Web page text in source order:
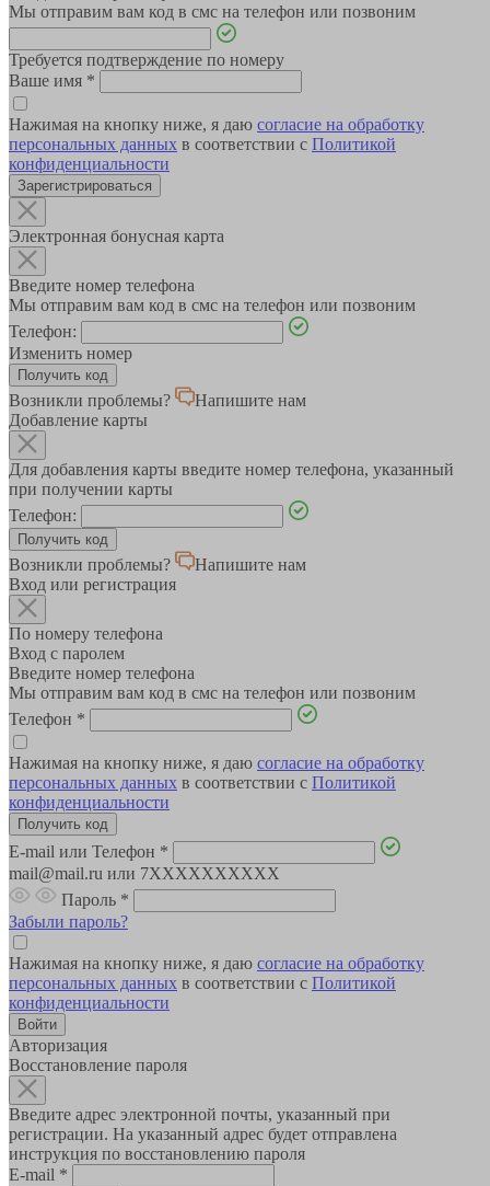
Мы отправим вам код в смс на телефон или позвоним
Требуется подтверждение по номеру
Ваше имя *
Нажимая на кнопку ниже, я даю согласие на обработку
персональных данных в соответствии с Политикой
конфиденциальности
Зарегистрироваться
Электронная бонусная карта
Введите номер телефона
Мы отправим вам код в смс на телефон или позвоним
Телефон:
Изменить номер
Возникли проблемы?
Напишите нам
Добавление карты
Для добавления карты введите номер телефона, указанный
при получении карты
Телефон:
Возникли проблемы?
Напишите нам
Вход или регистрация
По номеру телефона
Вход с паролем
Введите номер телефона
Мы отправим вам код в смс на телефон или позвоним
Телефон *
Нажимая на кнопку ниже, я даю согласие на обработку
персональных данных в соответствии с Политикой
конфиденциальности
E-mail или Телефон *
mail@mail.ru или 7XXXXXXXXXX
Пароль *
Забыли пароль?
Нажимая на кнопку ниже, я даю согласие на обработку
персональных данных в соответствии с Политикой
конфиденциальности
Авторизация
Восстановление пароля
Введите адрес электронной почты, указанный при
регистрации. На указанный адрес будет отправлена
инструкция по восстановлению пароля
E-mail *